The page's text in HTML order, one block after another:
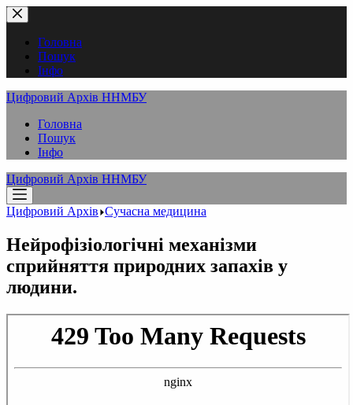
Перейти
до
вмістуГоловна
Пошук
Інфо
Цифровий Архів ННМБУ
Головна
Пошук
Інфо
Цифровий Архів ННМБУ
Цифровий Архів Сучасна медицина
Нейрофізіологічні механізми
сприйняття природних запахів у
людини.